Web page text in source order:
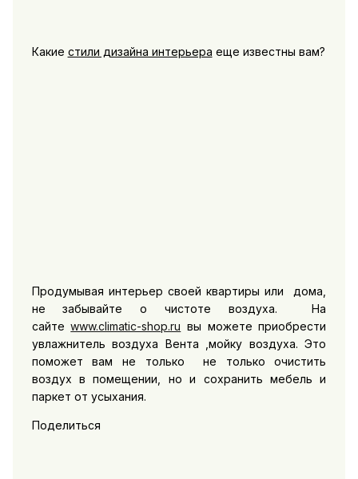
Какие стили дизайна интерьера еще известны вам?
Продумывая интерьер своей квартиры или дома,
не забывайте о чистоте воздуха. На
сайтеwww.climatic-shop.ru вы можете приобрести
увлажнитель воздуха Вента ,мойку воздуха. Это
поможет вам не только не только очистить
воздух в помещении, но и сохранить мебель и
паркет от усыхания.
Поделиться